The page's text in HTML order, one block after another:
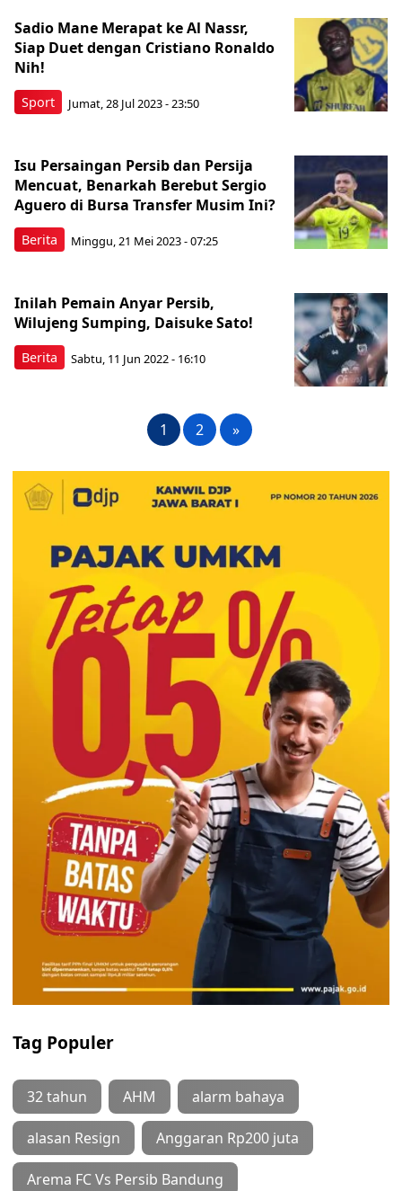
Sport
Sadio Mane Merapat ke Al Nassr,
Siap Duet dengan Cristiano Ronaldo
Nih!
Jumat, 28 Jul 2023 - 23:50
Berita
Isu Persaingan Persib dan Persija
Mencuat, Benarkah Berebut Sergio
Aguero di Bursa Transfer Musim Ini?
Minggu, 21 Mei 2023 - 07:25
Berita
Inilah Pemain Anyar Persib,
Wilujeng Sumping, Daisuke Sato!
Sabtu, 11 Jun 2022 - 16:10
1 2 »
Tag Populer
32 tahun AHM alarm bahaya
alasan Resign Anggaran Rp200 juta
Arema FC Vs Persib Bandung